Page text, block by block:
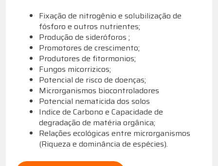
Fixação de nitrogênio e solubilização de
fósforo e outros nutrientes;
Produção de sideróforos ;
Promotores de crescimento;
Produtores de fitormonios;
Fungos micorrizicos;
Potencial de risco de doenças;
Microrganismos biocontroladores
Potencial nematicida dos solos
Indice de Carbono e Capacidade de
degradação de matéria orgânica;
Relações ecológicas entre microrganismos
(Riqueza e dominância de espécies).